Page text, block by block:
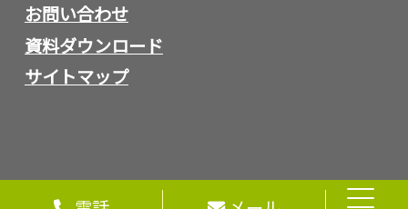
お問い合わせ
資料ダウンロード
サイトマップ